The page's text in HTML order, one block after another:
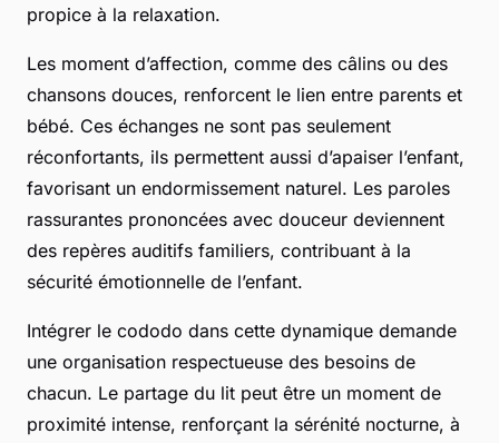
propice à la relaxation.
Les moment d’affection, comme des câlins ou des
chansons douces, renforcent le lien entre parents et
bébé. Ces échanges ne sont pas seulement
réconfortants, ils permettent aussi d’apaiser l’enfant,
favorisant un endormissement naturel. Les paroles
rassurantes prononcées avec douceur deviennent
des repères auditifs familiers, contribuant à la
sécurité émotionnelle de l’enfant.
Intégrer le cododo dans cette dynamique demande
une organisation respectueuse des besoins de
chacun. Le partage du lit peut être un moment de
proximité intense, renforçant la sérénité nocturne, à